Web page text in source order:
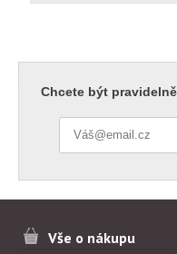
Chcete být
Vše o nákupu